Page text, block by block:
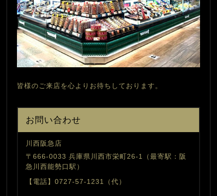
皆様のご来店を心よりお待ちしております。
お問い合わせ
川西阪急店
〒666-0033 兵庫県川西市栄町26-1（最寄駅：阪
急川西能勢口駅）
【電話】0727-57-1231（代）